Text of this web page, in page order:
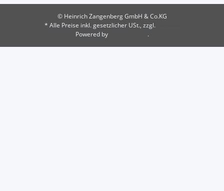
© Heinrich Zangenberg GmbH & Co.KG
* Alle Preise inkl. gesetzlicher USt., zzgl.
Powered by
.